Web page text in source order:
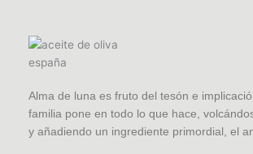
Alma de luna es fruto del tesón e
familia pone en todo lo que hace,
y añadiendo un ingrediente primordial, el